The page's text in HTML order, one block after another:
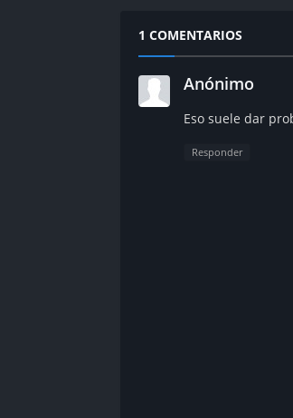
1 COMENTARIOS
Anónimo
Eso suele dar
Responder